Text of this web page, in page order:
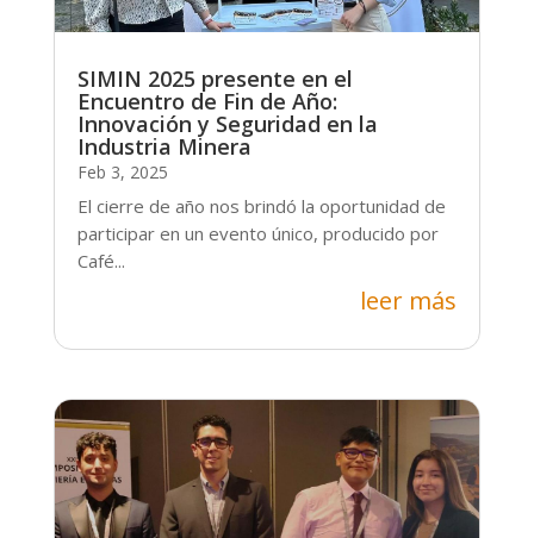
SIMIN 2025 presente en el
Encuentro de Fin de Año:
Innovación y Seguridad en la
Industria Minera
Feb 3, 2025
El cierre de año nos brindó la oportunidad de
participar en un evento único, producido por
Café...
leer más